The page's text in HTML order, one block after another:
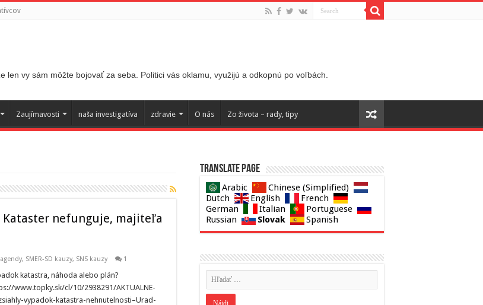
len vy sám môžte bojovať za seba. Politici vás oklamu, využijú a odkopnú po voľbách.
Zaujímavosti naša investigatíva zdravie O nás Zo života – rady, tipy
Kataster nefunguje, majiteľa
, SMER-SD kauzy, SNS kauzy 1
katastra, náhoda alebo plán?
www.topky.sk/cl/10/2938291/AKTUALNE-
vypadok-katastra-nehnutelnosti–Urad-
Translate page
Arabic
Chinese (Simplified)
Dutch
English
French
German
Italian
Portuguese
Russian
Slovak Spanish